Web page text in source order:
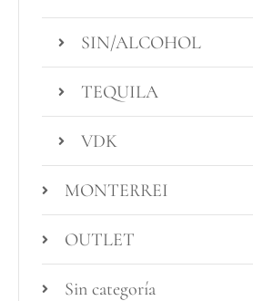
SIN/ALCOHOL
TEQUILA
VDK
MONTERREI
OUTLET
Sin categoría